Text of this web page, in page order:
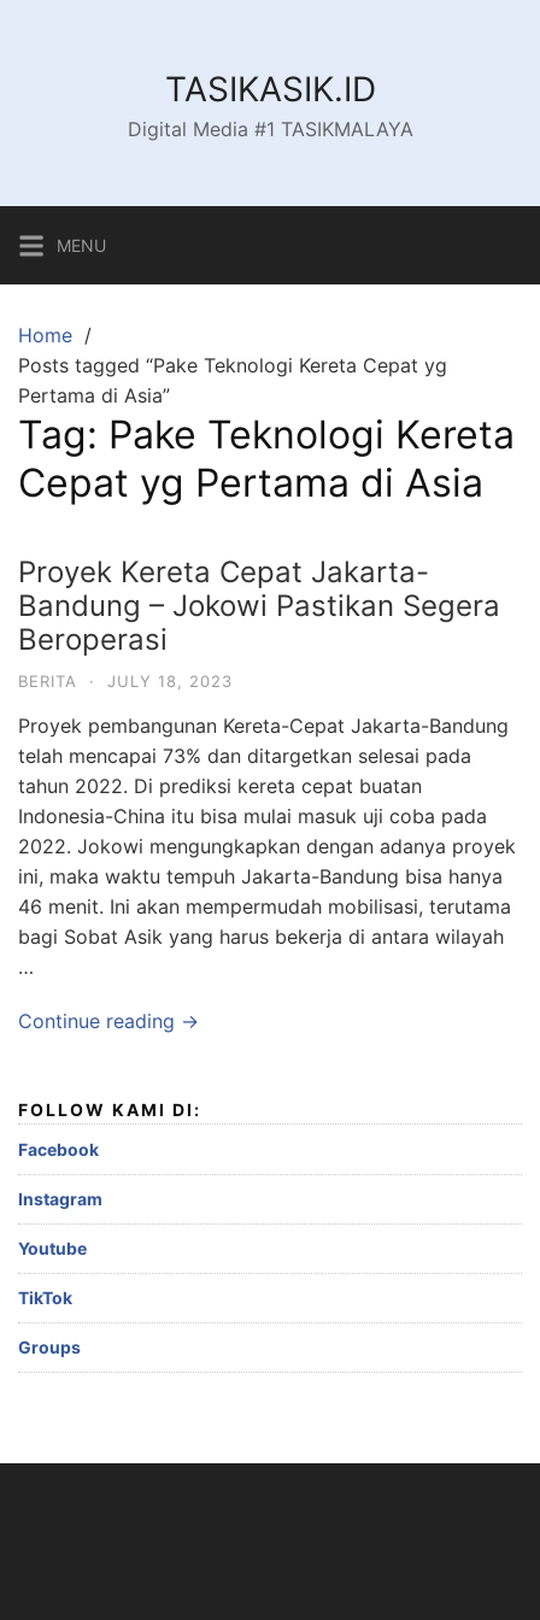
TASIKASIK.ID
Digital Media #1 TASIKMALAYA
MENU
Home
Posts tagged “Pake Teknologi Kereta Cepat yg
Pertama di Asia”
Tag: Pake Teknologi Kereta
Cepat yg Pertama di Asia
Proyek Kereta Cepat Jakarta-
Bandung – Jokowi Pastikan Segera
Beroperasi
BERITA · JULY 18, 2023
Proyek pembangunan Kereta-Cepat Jakarta-Bandung
telah mencapai 73% dan ditargetkan selesai pada
tahun 2022. Di prediksi kereta cepat buatan
Indonesia-China itu bisa mulai masuk uji coba pada
2022. Jokowi mengungkapkan dengan adanya proyek
ini, maka waktu tempuh Jakarta-Bandung bisa hanya
46 menit. Ini akan mempermudah mobilisasi, terutama
bagi Sobat Asik yang harus bekerja di antara wilayah
…
Continue reading →
FOLLOW KAMI DI:
Facebook
Instagram
Youtube
TikTok
Groups